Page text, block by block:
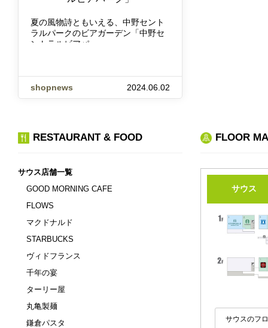
夏の風物詩ともいえる、中野セント
ラルパークのビアガーデン「中野セ
ントラルビアパー
shopnews 2024.06.02
RESTAURANT & FOOD
サウス店舗一覧
GOOD MORNING CAFE
FLOWS
マクドナルド
STARBUCKS
ヴィドフランス
千年の宴
ターリー屋
丸亀製麺
鎌倉パスタ
FLOOR
サウス
サウスのフ